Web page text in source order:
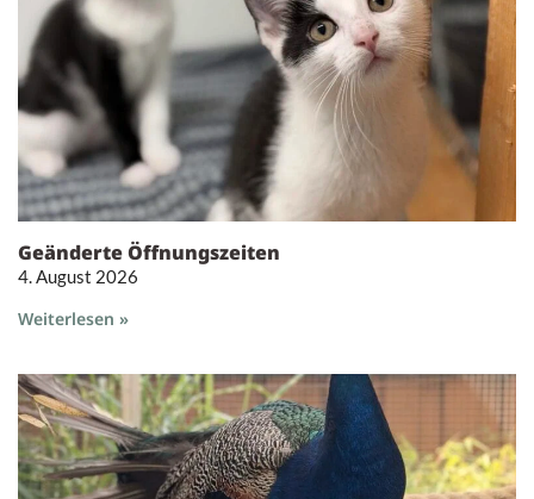
Geänderte Öffnungszeiten
4. August 2026
Weiterlesen »